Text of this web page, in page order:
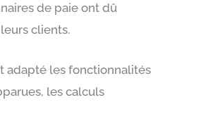
de paie ont dû
clients.
adapté les fonctionnalités
les calculs